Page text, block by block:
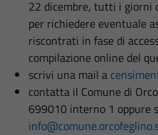
22 dicembre, tutti i giorni
per richiedere eventuale
riscontrati in fase di
compilazione online del
scrivi una mail a
contatta il Comune di
699010 interno 1 oppure